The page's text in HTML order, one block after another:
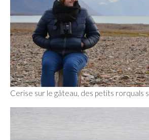
Cerise sur le gâteau, des petits rorquals